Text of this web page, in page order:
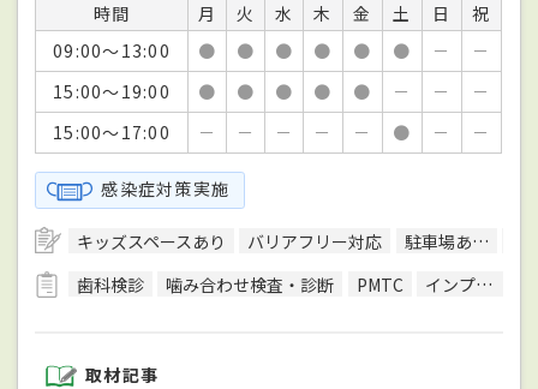
時間 月 火 水 木 金 土 日
祝
09:00～13:00
● ● ● ● ● ● －
－
15:00～19:00
● ● ● ● ● － －
－
15:00～17:00
－ － － － － ● － －
感染症対策実施
キッズスペースあり バリアフリー対応 駐車場あり
歯科検診
噛み合わせ検査・診断 PMTC インプラント治療
取材記事